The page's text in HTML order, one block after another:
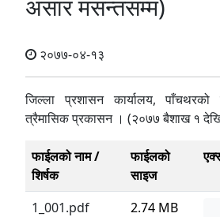
असार मसन्तसम्म)
२०७७-०४-१३
जिल्ला प्रशासन कार्यालय,
त्रैमासिक प्रकासन । (२०७७ बैशाख १
फाईलको नाम /
शिर्षक
फाईलको
साइज
1_001.pdf 2.74 MB